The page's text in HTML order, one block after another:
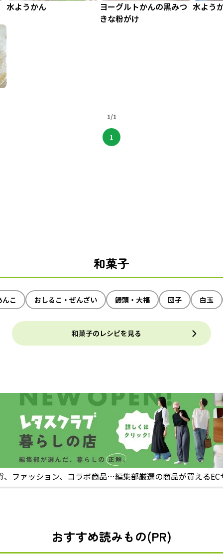
水ようかん
ヨーグルトかんの黒みつ
きな粉がけ
水よう
1/1
1
和菓子
んこ おしるこ・ぜんざい 饅頭・大福 団子 白玉
和菓子のレシピを見る
、ファッション、コラボ商品…編集部厳選の商品が買えるEC
おすすめ読みもの(PR)